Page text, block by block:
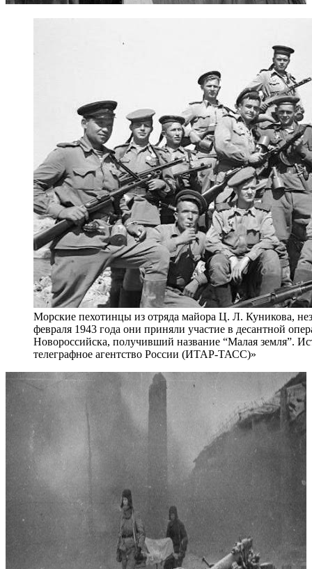
Морские пехотинцы из отряда майора Ц. Л. Куникова,
февраля 1943 года они приняли участие в десантной
Новороссийска, получивший название “Малая земля”.
телеграфное агентство России (ИТАР-ТАСС)»